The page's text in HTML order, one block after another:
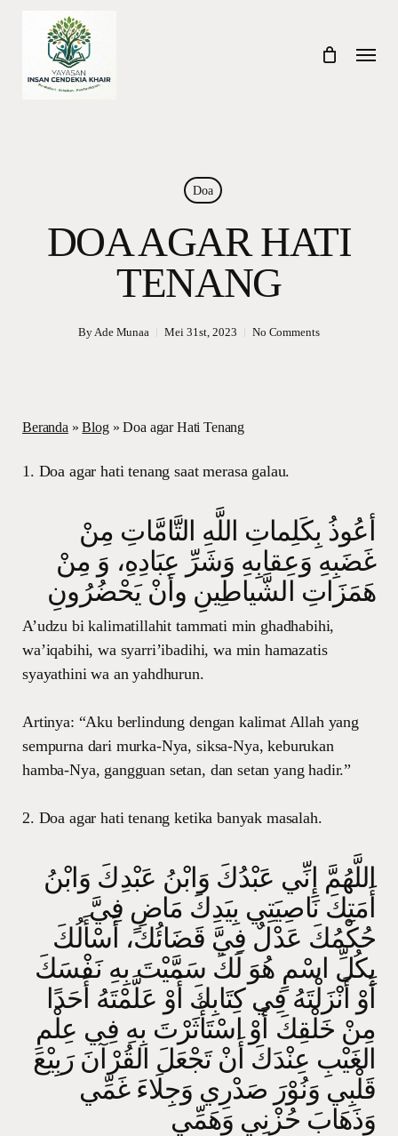
content
Menu
Doa
DOA AGAR HATI
TENANG
ByAde Munaa Mei 31st, 2023 No Comments
Beranda »Blog»Doa agar Hati Tenang
1. Doa agar hati tenang saat merasa galau.
أعُوذُ بِكَلِماتِ اللَّهِ التَّامَّاتِ مِنْ
غَضَبِهِ وَعِقابِهِ وَشَرِّ عِبَادِهِ، وَ مِنْ
هَمَزَاتِ الشَّياطِينِ وأنْ يَحْضُرُونِ‏
A’udzu bi kalimatillahit tammati min ghadhabihi,
wa’iqabihi, wa syarri’ibadihi, wa min hamazatis
syayathini wa an yahdhurun.
Artinya: “Aku berlindung dengan kalimat Allah yang
sempurna dari murka-Nya, siksa-Nya, keburukan
hamba-Nya, gangguan setan, dan setan yang hadir.”
2. Doa agar hati tenang ketika banyak masalah.
اللَّهُمَّ إِنِّي عَبْدُكَ وَابْنُ عَبْدِكَ وَابْنُ
أَمَتِكَ نَاصِيَتِي بِيَدِكَ مَاضٍ فِيَّ
حُكْمُكَ عَدْلٌ فِيَّ قَضَائُكَ، أَسْأَلُكَ
بِكُلِّ اسْمٍ هُوَ لَكَ سَمَّيْتَ بِهِ نَفْسَكَ
أَوْ أَنْزَلْتَهُ فِي كِتَابِكَ أَوْ عَلَّمْتَهُ أَحَدًا
مِنْ خَلْقِكَ أَوْ اسْتَأْثَرْتَ بِهِ فِي عِلْمِ
الغَيْبِ عِنْدَكَ أَنْ تَجْعَلَ القُرْآنَ رَبِيْعَ
قَلْبِي وَنُوْرَ صَدْرِي وَجِلَاءَ غَمِّي
وَذَهَابَ حُزْنِي وَهَمِّي